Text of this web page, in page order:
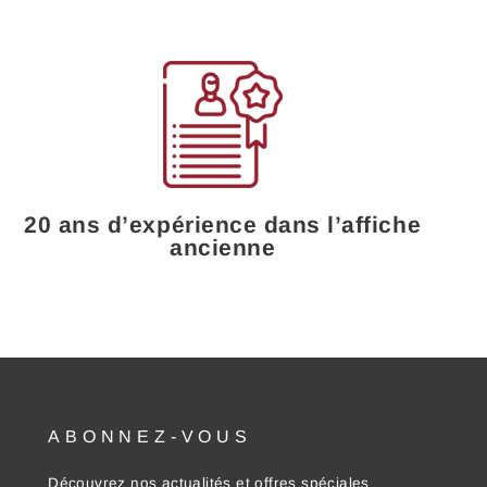
20 ans d’expérience dans l’affiche
ancienne
ABONNEZ-VOUS
Découvrez nos actualités et offres spéciales